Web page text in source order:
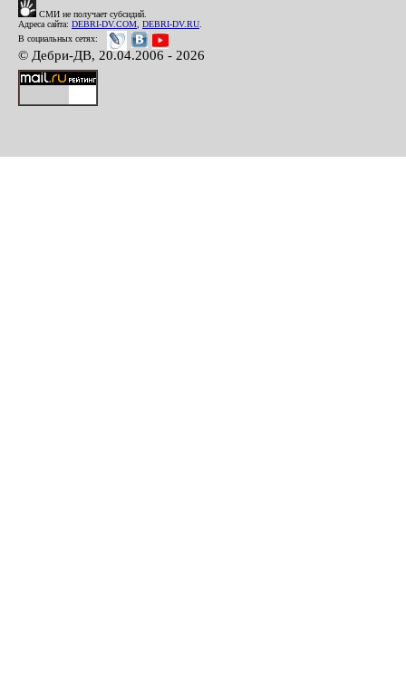
СМИ не получает субсидий.
Адреса сайта: DEBRI-DV.COM DEBRI-DV.RU
В социальных сетях:
© Дебри-ДВ, 20.04.2006 - 2026